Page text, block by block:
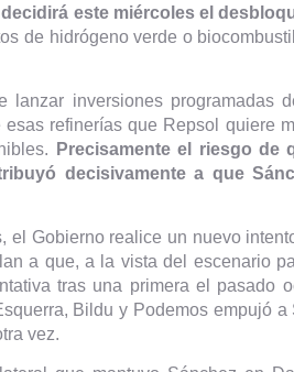
decidirá este miércoles el
de hidrógeno verde o
inversiones programadas
refinerías que Repsol quiere
Precisamente el riesgo de
decisivamente a que
Gobierno realice un nuevo
a que, a la vista del escenario
tras una primera el pasado
Bildu y Podemos empujó
vez.